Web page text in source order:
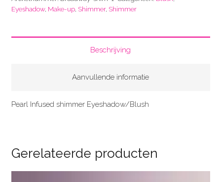
Eyeshadow, Make-up, Shimmer, Shimmer
Beschrijving
Aanvullende informatie
Pearl Infused shimmer Eyeshadow/Blush
Gerelateerde producten